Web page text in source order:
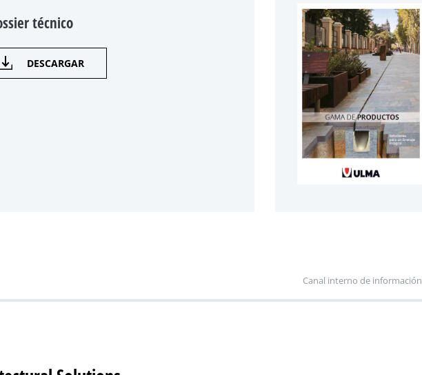
técnico
DESCARGAR
Canal interno de información